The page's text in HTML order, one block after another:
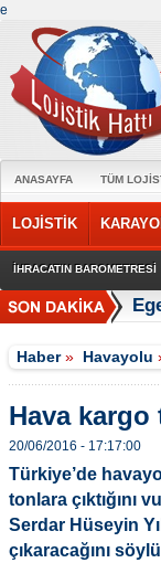
e
ANASAYFA TÜM
LOJİSTİK
İHRACATIN BAROMETRESİ
Haber» Havayolu
Hava kargo
20/06/2016 - 17:17:00
Türkiye’de
tonlara çıktığını
Serdar Hüseyin
çıkaracağını